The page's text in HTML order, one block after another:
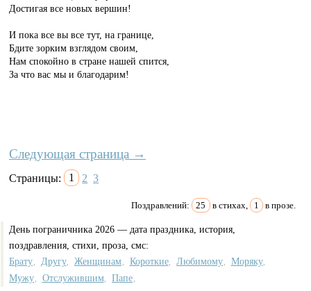
Достигая все новых вершин!
И пока все вы все тут, на границе,
Бдите зорким взглядом своим,
Нам спокойно в стране нашей спится,
За что вас мы и благодарим!
Следующая страница →
Страницы: 1 2 3
Поздравлений: 25 в стихах, 1 в прозе.
День пограничника 2026 — дата праздника, история,
поздравления, стихи, проза, смс:
Брату
Другу Женщинам Короткие Любимому Моряку
Мужу Отслужившим Папе